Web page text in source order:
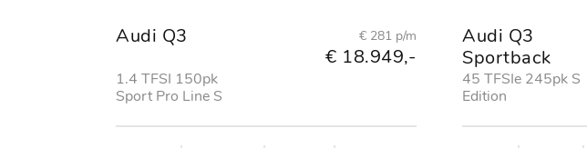
Audi Q3
1.4 TFSI 150pk
Sport Pro Line S
€ 281 p/m
€ 18.949,-
Audi Q3
Sportback
45 TFSIe 245pk S
Edition